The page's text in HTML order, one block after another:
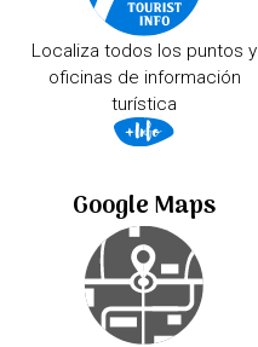
Localiza todos los puntos y
oficinas de información
turística
Google Maps